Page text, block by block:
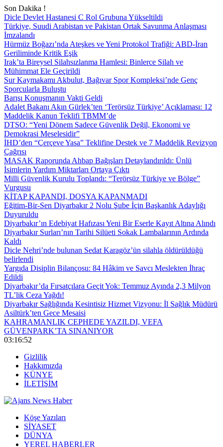
Son Dakika !
Dicle Devlet Hastanesi C Rol Grubuna Yükseltildi
Türkiye, Suudi Arabistan ve Pakistan Ortak Savunma Anlaşması
İmzalandı
Hürmüz Boğazı’nda Ateşkes ve Yeni Protokol Trafiği: ABD-İran
Geriliminde Kritik Eşik
Irak’ta Bireysel Silahsızlanma Hamlesi: Binlerce Silah ve
Mühimmat Ele Geçirildi
Sur Kaymakamı Akbulut, Bağıvar Spor Kompleksi’nde Genç
Sporcularla Buluştu
Barışı Konuşmanın Vakti Geldi
Adalet Bakanı Akın Gürlek’ten ‘Terörsüz Türkiye’ Açıklaması: 12
Maddelik Kanun Teklifi TBMM’de
DTSO: “Yeni Dönem Sadece Güvenlik Değil, Ekonomi ve
Demokrasi Meselesidir”
İHD’den “Çerçeve Yasa” Teklifine Destek ve 7 Maddelik Revizyon
Çağrısı
MASAK Raporunda Ahbap Bağışları Detaylandırıldı: Ünlü
İsimlerin Yardım Miktarları Ortaya Çıktı
Milli Güvenlik Kurulu Toplandı: “Terörsüz Türkiye ve Bölge”
Vurgusu
KİTAP KAPANDI, DOSYA KAPANMADI
Eğitim-Bir-Sen Diyarbakır 2 Nolu Şube İçin Başkanlık Adaylığı
Duyuruldu
Diyarbakır’ın Edebiyat Hafızası Yeni Bir Eserle Kayıt Altına Alındı
Diyarbakır Surları’nın Tarihi Silüeti Sokak Lambalarının Ardında
Kaldı
Dicle Nehri’nde bulunan Sedat Karagöz’ün silahla öldürüldüğü
belirlendi
Yargıda Disiplin Bilançosu: 84 Hâkim ve Savcı Meslekten İhraç
Edildi
Diyarbakır’da Fırsatçılara Geçit Yok: Temmuz Ayında 2,3 Milyon
TL’lik Ceza Yağdı!
Diyarbakır Sağlığında Kesintisiz Hizmet Vizyonu: İl Sağlık Müdürü
Asiltürk’ten Gece Mesaisi
KAHRAMANLIK CEPHEDE YAZILDI, VEFA
GÜVENPARK’TA SINANIYOR
03:16:53
Gizlilik
Hakkımızda
KÜNYE
İLETİŞİM
Köşe Yazıları
SİYASET
DÜNYA
YEREL HABERLER